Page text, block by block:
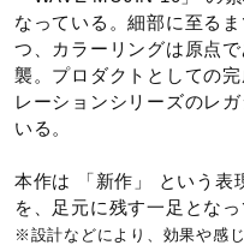
2E相当（ノーマル）の方向
■シューズサイズの計測方
材料：インソール表面の
なっている。細部に至る
つ、カラーリングは原点
襲。プロダクトとしての
レーションシリーズのレ
いる。
本作は 「新作」 という表
を、足元に残す一足となっ
※設計などにより、効果や感